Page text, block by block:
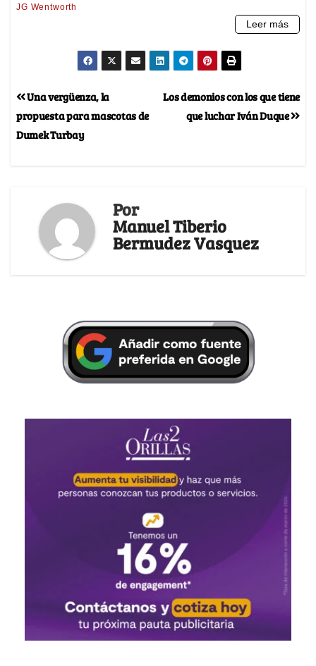
Los demonios con los que tiene
que luchar Iván Duque
Una vergüenza, la
propuesta para mascotas de
Dumek Turbay
Por
Manuel Tiberio
Bermudez Vasquez